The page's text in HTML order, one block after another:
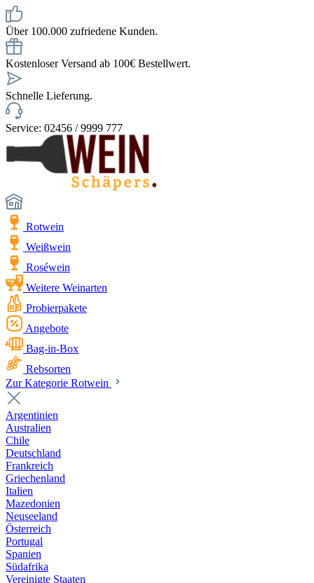
Über 100.000 zufriedene Kunden.
Kostenloser Versand ab 100€ Bestellwert.
Schnelle Lieferung.
Service: 02456 / 9999 777
Rotwein
Weißwein
Roséwein
Weitere Weinarten
Probierpakete
Angebote
Bag-in-Box
Rebsorten
Zur Kategorie Rotwein
Argentinien
Australien
Chile
Deutschland
Frankreich
Griechenland
Italien
Mazedonien
Neuseeland
Österreich
Portugal
Spanien
Südafrika
Vereinigte Staaten